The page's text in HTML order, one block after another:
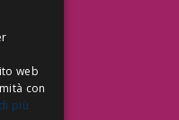
web
con
più